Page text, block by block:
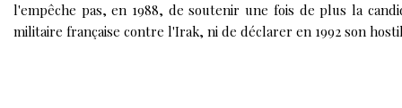
l'empêche pas, en 1988, de soutenir une fois de plus la
militaire française contre l'Irak, ni de déclarer en 1992 son